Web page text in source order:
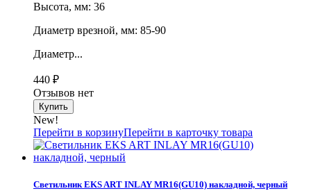
Высота, мм: 36
Диаметр врезной, мм: 85-90
Диаметр...
440 ₽
Отзывов нет
New!
Перейти в корзинуПерейти в карточку товара
Светильник EKS ART INLAY MR16(GU10) накладной, черный